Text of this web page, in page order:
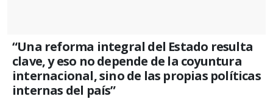
“Una reforma integral del Estado resulta
clave, y eso no depende de la coyuntura
internacional, sino de las propias políticas
internas del país”